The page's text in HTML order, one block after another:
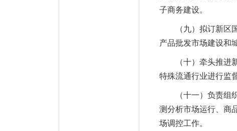
子商务建设。
（九）拟订新区国
产品批发市场建设和
（十）牵头推进新
特殊流通行业进行监
（十一）负责组织
测分析市场运行、商
场调控工作。